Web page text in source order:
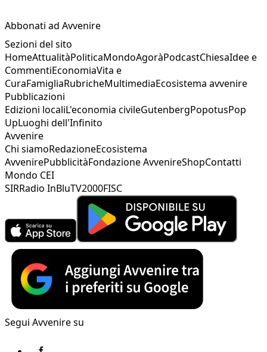
Abbonati ad Avvenire
Sezioni del sito
HomeAttualitàPoliticaMondoAgoràPodcastChiesaIdee e
CommentiEconomiaVita e
CuraFamigliaRubricheMultimediaEcosistema avvenire
Pubblicazioni
Edizioni localiL'economia civileGutenbergPopotusPop
UpLuoghi dell'Infinito
Avvenire
Chi siamoRedazioneEcosistema
AvvenirePubblicitàFondazione AvvenireShopContatti
Mondo CEI
SIRRadio InBluTV2000FISC
Segui Avvenire su